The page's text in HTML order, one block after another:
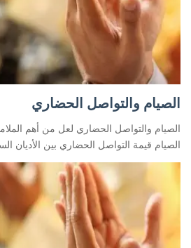
الصيام والتواصل الحضاري
الصيام والتواصل الحضاري لعل من أهم
الصيام قيمة التواصل الحضاري بين الأديان